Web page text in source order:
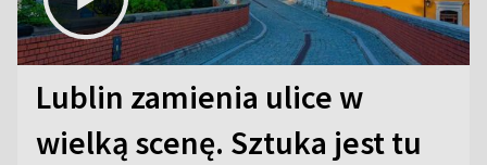
Lublin zamienia ulice w
wielką scenę. Sztuka jest tu